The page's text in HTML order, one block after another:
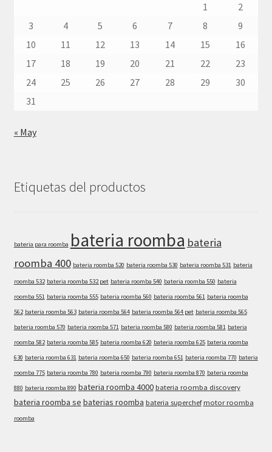
1
2
3
4 5 6 7 8
9
10
11 12 13 14 15
16
17
18 19 20 21 22
23
24
25 26 27 28 29
30
31
« May
Etiquetas del productos
bateria para roomba bateria roomba bateria
roomba 400 bateria roomba 520 bateria roomba 530 bateria roomba 531 bateria
roomba 532 bateria roomba 532 pet bateria roomba 540 bateria roomba 550 bateria
roomba 551 bateria roomba 555 bateria roomba 560 bateria roomba 561 bateria roomba
562 bateria roomba 563 bateria roomba 564 bateria roomba 564 pet bateria roomba 565
bateria roomba 570 bateria roomba 571 bateria roomba 580 bateria roomba 581 bateria
roomba 582 bateria roomba 585 bateria roomba 620 bateria roomba 625 bateria roomba
630 bateria roomba 631 bateria roomba 650 bateria roomba 651 bateria roomba 770 bateria
roomba 775 bateria roomba 780 bateria roomba 790 bateria roomba 870 bateria roomba
880 bateria roomba 890 bateria roomba 4000 bateria roomba discovery
bateria roomba se baterias roomba bateria superchef motor roomba
roomba